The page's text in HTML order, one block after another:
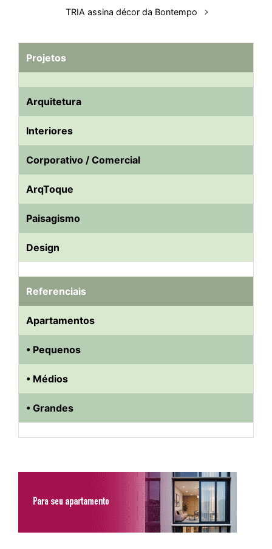
TRIA assina décor da Bontempo
Projetos
Arquitetura
Interiores
Corporativo / Comercial
ArqToque
Paisagismo
Design
Referenciais
Apartamentos
• Pequenos
• Médios
• Grandes